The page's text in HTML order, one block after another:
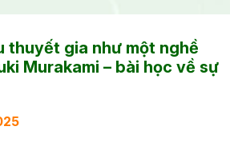
thuyết gia như một nghề
Murakami – bài học về sự